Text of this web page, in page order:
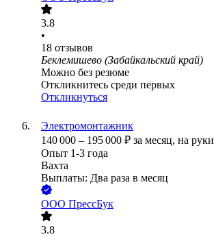
3.8
•
18 отзывов
Беклемишево (Забайкальский край)
Можно без резюме
Откликнитесь среди первых
Откликнуться
Электромонтажник
140 000 – 195 000 ₽ за месяц, на руки
Опыт 1-3 года
Вахта
Выплаты: Два раза в месяц
ООО ПрессБук
3.8